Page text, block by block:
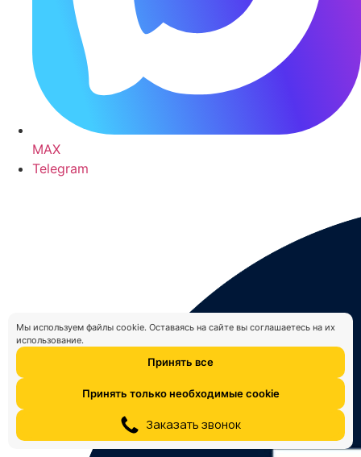
MAX
Telegram
Мы используем файлы cookie. Оставаясь на сайте вы соглашаетесь на их
использование.
Принять все
Принять только необходимые cookie
Настроить cookie